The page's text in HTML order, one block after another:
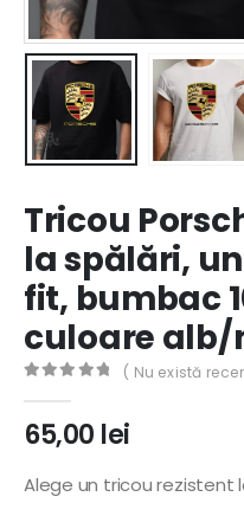
Tricou
la spălări,
fit, bumbac
culoare alb/
( Nu există
65,00 lei
Alege un tricou rezistent